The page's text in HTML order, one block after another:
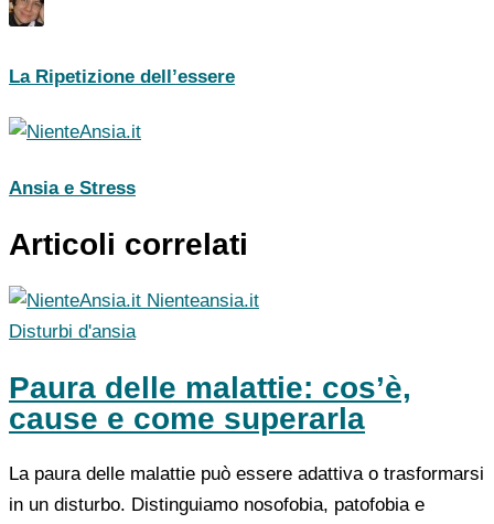
La Ripetizione dell’essere
Ansia e Stress
Articoli correlati
Nienteansia.it
Disturbi d'ansia
Paura delle malattie: cos’è,
cause e come superarla
La paura delle malattie può essere adattiva o trasformarsi
in un disturbo. Distinguiamo nosofobia, patofobia e